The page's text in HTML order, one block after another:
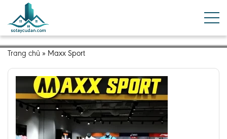
Trang chủ » Maxx Sport